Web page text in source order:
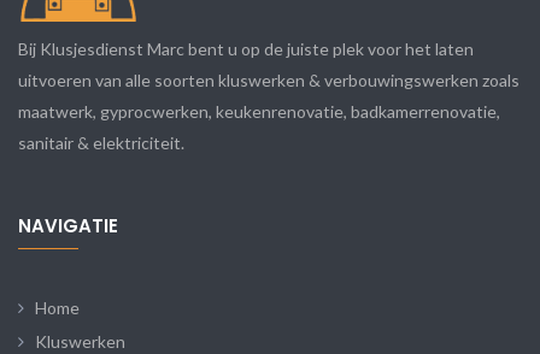
Bij Klusjesdienst Marc bent u op de juiste plek voor het laten
uitvoeren van alle soorten kluswerken & verbouwingswerken zoals
maatwerk, gyprocwerken, keukenrenovatie, badkamerrenovatie,
sanitair & elektriciteit.
NAVIGATIE
Home
Kluswerken